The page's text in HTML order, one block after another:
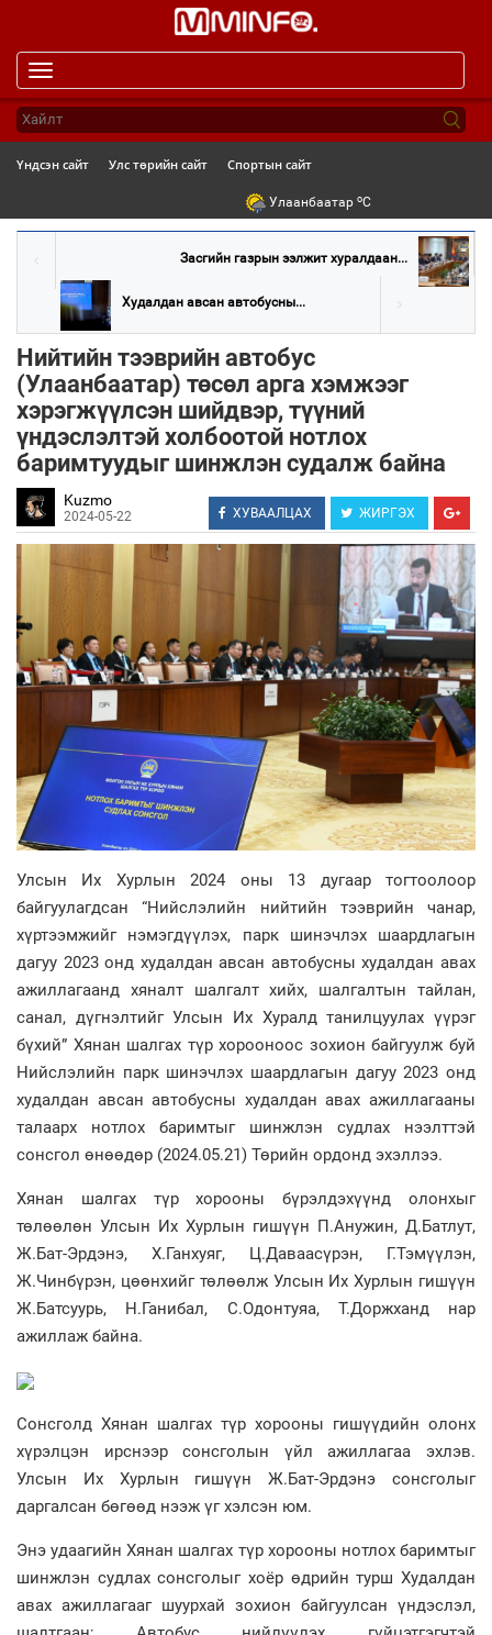
navigation
Үндсэн сайт Улс төрийн сайт Спортын сайт
Улаанбаатар oC
Засгийн газрын ээлжит хуралдаан...
Худалдан авсан автобусны...
Нийтийн тээврийн автобус
(Улаанбаатар) төсөл арга хэмжээг
хэрэгжүүлсэн шийдвэр, түүний
үндэслэлтэй холбоотой нотлох
баримтуудыг шинжлэн судалж байна
Kuzmo
2024-05-22 ХУВААЛЦАХ ЖИРГЭХ
Улсын Их Хурлын 2024 оны 13 дугаар тогтоолоор
байгуулагдсан “Нийслэлийн нийтийн тээврийн чанар,
хүртээмжийг нэмэгдүүлэх, парк шинэчлэх шаардлагын
дагуу 2023 онд худалдан авсан автобусны худалдан авах
ажиллагаанд хяналт шалгалт хийх, шалгалтын тайлан,
санал, дүгнэлтийг Улсын Их Хуралд танилцуулах үүрэг
бүхий” Хянан шалгах түр хорооноос зохион байгуулж буй
Нийслэлийн парк шинэчлэх шаардлагын дагуу 2023 онд
худалдан авсан автобусны худалдан авах ажиллагааны
талаарх нотлох баримтыг шинжлэн судлах нээлттэй
сонсгол өнөөдөр (2024.05.21) Төрийн ордонд эхэллээ.
Хянан шалгах түр хорооны бүрэлдэхүүнд олонхыг
төлөөлөн Улсын Их Хурлын гишүүн П.Анужин, Д.Батлут,
Ж.Бат-Эрдэнэ, Х.Ганхуяг, Ц.Даваасүрэн, Г.Тэмүүлэн,
Ж.Чинбүрэн, цөөнхийг төлөөлж Улсын Их Хурлын гишүүн
Ж.Батсуурь, Н.Ганибал, С.Одонтуяа, Т.Доржханд нар
ажиллаж байна.
Сонсголд Хянан шалгах түр хорооны гишүүдийн олонх
хүрэлцэн ирснээр сонсголын үйл ажиллагаа эхлэв.
Улсын Их Хурлын гишүүн Ж.Бат-Эрдэнэ сонсголыг
даргалсан бөгөөд нээж үг хэлсэн юм.
Энэ удаагийн Хянан шалгах түр хорооны нотлох баримтыг
шинжлэн судлах сонсголыг хоёр өдрийн турш Худалдан
авах ажиллагааг шуурхай зохион байгуулсан үндэслэл,